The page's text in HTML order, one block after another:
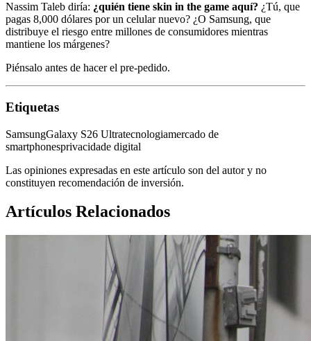
Nassim Taleb diría: ¿quién tiene skin in the game aquí? ¿Tú, que
pagas 8,000 dólares por un celular nuevo? ¿O Samsung, que
distribuye el riesgo entre millones de consumidores mientras
mantiene los márgenes?
Piénsalo antes de hacer el pre-pedido.
Etiquetas
SamsungGalaxy S26 Ultratecnologiamercado de
smartphonesprivacidade digital
Las opiniones expresadas en este artículo son del autor y no
constituyen recomendación de inversión.
Artículos Relacionados